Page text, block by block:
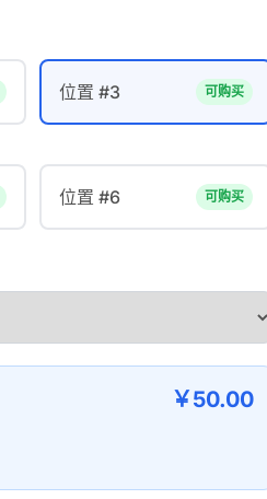
位置 #3 可购买
位置 #6 可购买
￥50.00